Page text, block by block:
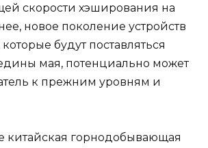
скорости хэширования на
новое поколение устройств
будут поставляться
мая, потенциально может
к прежним уровням и
китайская горнодобывающая